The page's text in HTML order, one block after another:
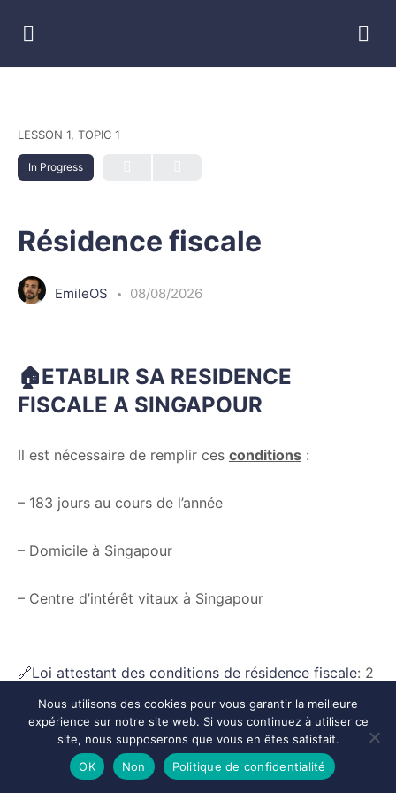
LESSON 1, TOPIC 1
In Progress
Résidence fiscale
EmileOS 08/08/2026
🏠ETABLIR SA RESIDENCE
FISCALE A SINGAPOUR
Il est nécessaire de remplir ces conditions :
– 183 jours au cours de l’année
– Domicile à Singapour
– Centre d’intérêt vitaux à Singapour
🔗Loi attestant des conditions de résidence fiscale: 2
Republic of Singapore government gazette
Nous utilisons des cookies pour vous garantir la meilleure
expérience sur notre site web. Si vous continuez à utiliser ce
site, nous supposerons que vous en êtes satisfait.
OK
Non Politique de confidentialité